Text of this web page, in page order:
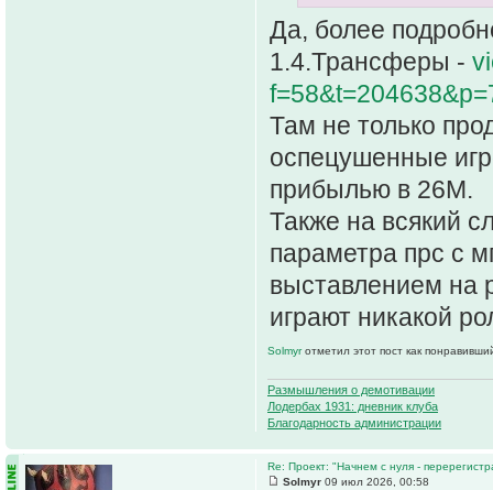
Да, более
1.4.Трансферы -
Там не только
оспецушенные
прибылью в 26М.
Также на всякий
параметра прс с
выставлением на
играют никакой
Solmyrотметил этот пост как
Размышления о демотивации
Лодербах 1931: дневник клуба
Благодарность администрации
Re: Проект: "Начнем с нуля -
Solmyr 09 июл 2026, 00:58